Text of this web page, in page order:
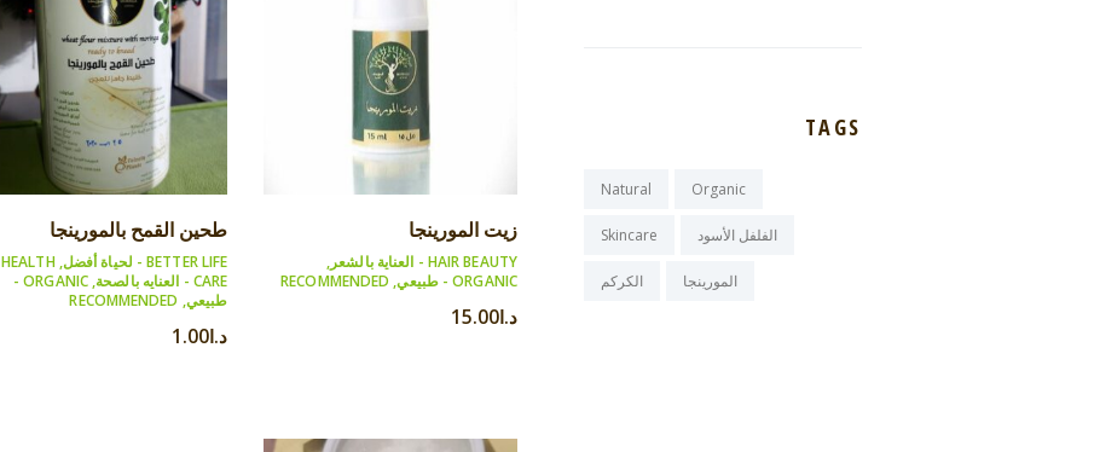
زيت المورينجا
HAIR BEAUTY - العناية بالشعر
,
ORGANIC - طبيعي
,
RECOMMENDED
د.ا15.00
طحين القمح بالمورينجا
BETTER LIFE - لحياة أفضل ,
HEALTH
CARE - العنايه بالصحة
,
ORGANIC -
طبيعي,
RECOMMENDED
د.ا1.00
TAGS
Natural Organic
Skincare الفلفل الأسود
الكركم المورينجا